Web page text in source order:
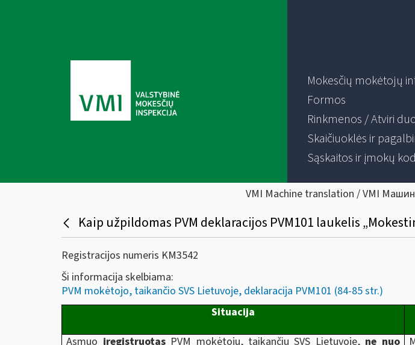
Mokesčių mokėtojų
Formos
Rinkmenos / Atviri
Skaičiuoklės ir
Sąskaitos ir įmokų
VMI Machine translation / VMI
Kaip užpildomas PVM deklaracijos PVM101 laukelis
Registracijos numeris KM3542
Ši informacija skelbiama:
PVM mokėtojo, taikančio SVS Lietuvoje, deklaracija PVM101 (84-85 str.)
Situacija
Asmuo įregistruotasPVM mokėtoju, taikančiu SVS Lietuvoje, ne nuo